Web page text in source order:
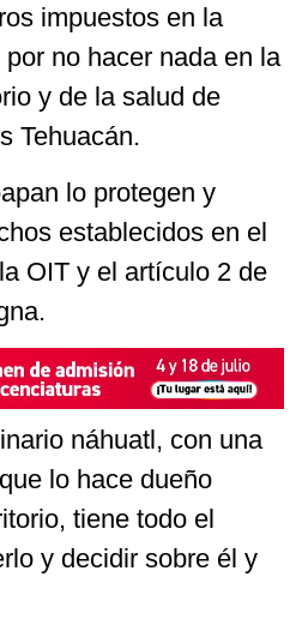
impuestos en la
no hacer nada en la
y de la salud de
Tehuacán.
lo protegen y
establecidos en el
OIT y el artículo 2 de
náhuatl, con una
lo hace dueño
tiene todo el
y decidir sobre él y